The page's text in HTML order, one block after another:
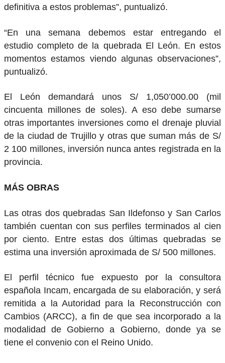
definitiva a estos problemas”, puntualizó.
“En una semana debemos estar entregando el
estudio completo de la quebrada El León. En estos
momentos estamos viendo algunas observaciones”,
puntualizó.
El León demandará unos S/ 1,050’000.00 (mil
cincuenta millones de soles). A eso debe sumarse
otras importantes inversiones como el drenaje pluvial
de la ciudad de Trujillo y otras que suman más de S/
2 100 millones, inversión nunca antes registrada en la
provincia.
MÁS OBRAS
Las otras dos quebradas San Ildefonso y San Carlos
también cuentan con sus perfiles terminados al cien
por ciento. Entre estas dos últimas quebradas se
estima una inversión aproximada de S/ 500 millones.
El perfil técnico fue expuesto por la consultora
española Incam, encargada de su elaboración, y será
remitida a la Autoridad para la Reconstrucción con
Cambios (ARCC), a fin de que sea incorporado a la
modalidad de Gobierno a Gobierno, donde ya se
tiene el convenio con el Reino Unido.